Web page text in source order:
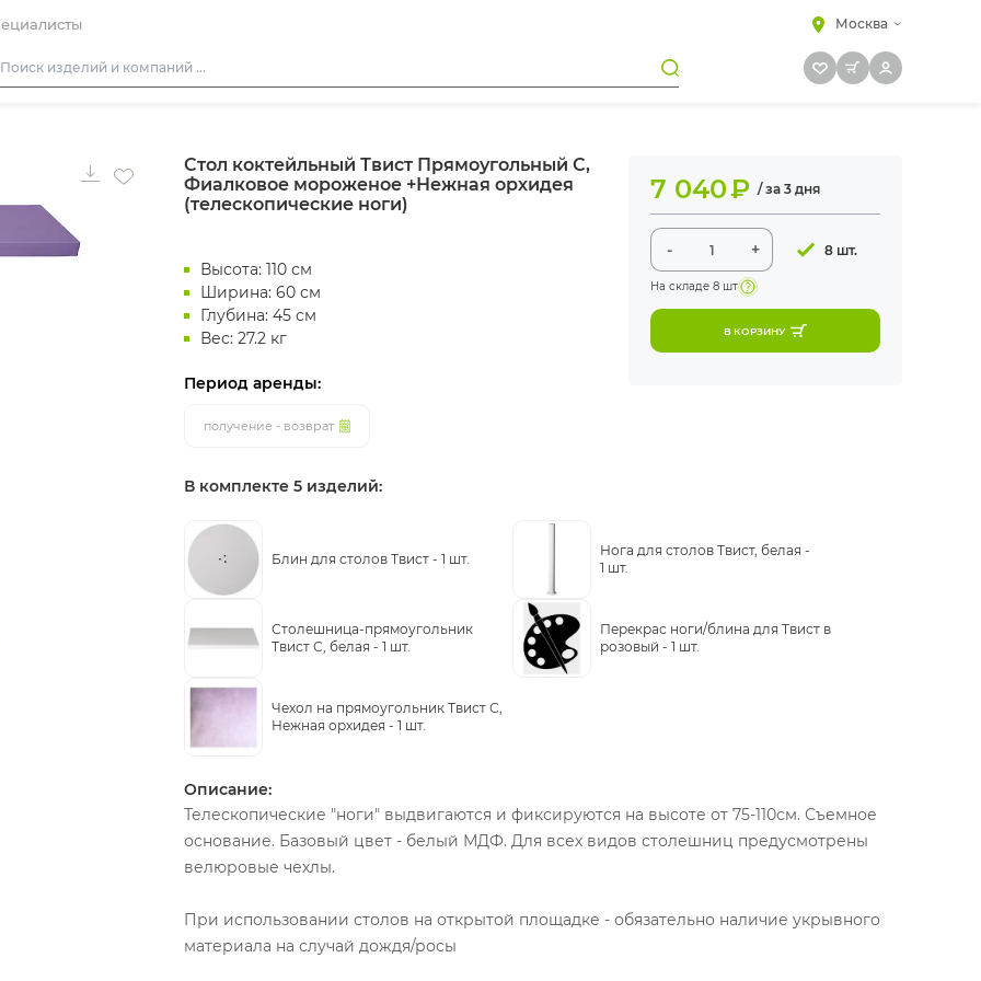
Москва
Подушки для стульев
Диваны
Стол коктейльный Твист Прямоугольный С,
Фиалковое мороженое +Нежная орхидея
(телескопические ноги)
Высота: 110 см
Ширина: 60 см
Глубина: 45 см
Вес: 27.2 кг
Период аренды:
получение - возврат
7 040₽ / за 3 дня
- + 8 шт.
На складе 8 шт
В КОРЗИНУ
В комплекте 5 изделий:
Блин для столов Твист - 1 шт.
Нога для столов Твист, белая -
1 шт.
Столешница-прямоугольник
Твист С, белая - 1 шт.
Перекрас ноги/блина для Твист в
розовый - 1 шт.
Чехол на прямоугольник Твист С,
Нежная орхидея - 1 шт.
Описание:
Телескопические "ноги" выдвигаются и фиксируются на высоте от 75-110см. Съемное
основание. Базовый цвет - белый МДФ. Для всех видов столешниц предусмотрены
велюровые чехлы.
При использовании столов на открытой площадке - обязательно наличие укрывного
материала на случай дождя/росы